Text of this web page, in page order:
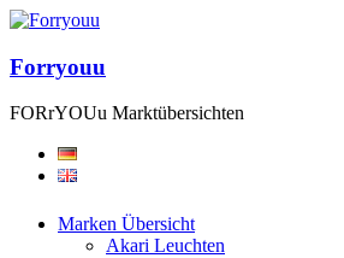
Forryouu
FORrYOUu Marktübersichten
Marken Übersicht
Akari Leuchten